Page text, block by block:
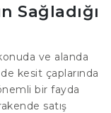
Sağladığı
ve alanda
kesit çaplarında
bir fayda
satış